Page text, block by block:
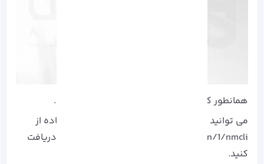
همانطور که می بینید، اتصال به درستی برقرار شد.
می توانید اطلاعات بیشتری در مورد nmcli با استفاده از
man page ، https://linux.die.net/man/1/nmcli دریافت
کنید.